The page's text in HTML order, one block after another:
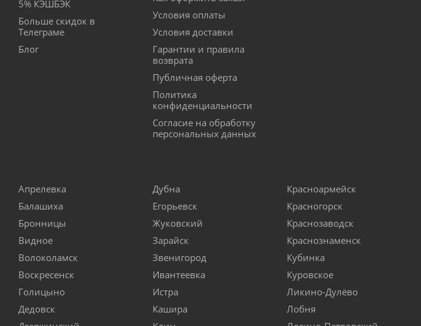
5% КЭШБЭК
Больше скидок в
Телеграме
Блог
Условия оплаты
Условия доставки
Гарантии и правила
возврата
Публичная оферта
Политика
конфиденциальности
Согласие на обработку
персональных данных
Апрелевка
Балашиха
Бронницы
Видное
Волоколамск
Воскресенск
Голицыно
Дедовск
Дубна
Егорьевск
Жуковский
Зарайск
Звенигород
Ивантеевка
Истра
Кашира
Красноармейск
Красногорск
Краснозаводск
Краснознаменск
Кубинка
Куровское
Ликино-Дулёво
Лобня